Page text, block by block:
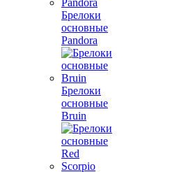
Брелоки
основные
Pandora
Брелоки
основные
Bruin